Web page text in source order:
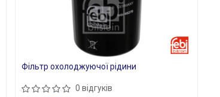
Фільтр охолоджуючої рідини
0 відгуків